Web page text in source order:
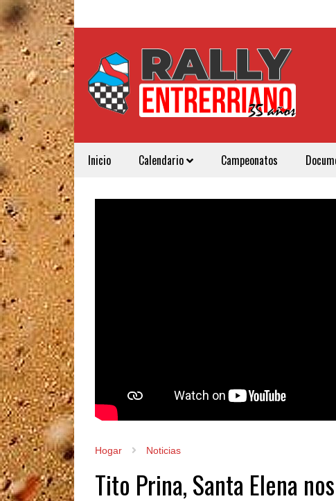
Inicio Calendario Campeonatos
Hogar Noticias
Tito Prina, Santa Elena